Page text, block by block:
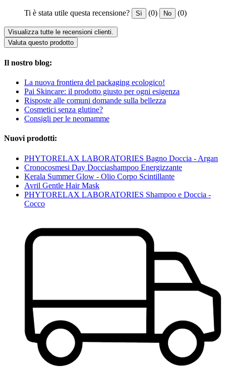
Ti è stata utile questa recensione? Sì (0) No (0)
Visualizza tutte le recensioni clienti.
Valuta questo prodotto
Il nostro blog:
La nuova frontiera del packaging ecologico!
Pai Skincare: il prodotto giusto per ogni esigenza
Risposte alle comuni domande sulla bellezza
Cosmetici senza glutine?
Consigli per le neomamme
Nuovi prodotti:
PHYTORELAX LABORATORIES Bagno Doccia - Argan
Cronocosmesi Day Docciashampoo Energizzante
Kerala Summer Glow - Olio Corpo Scintillante
Avril Gentle Hair Mask
PHYTORELAX LABORATORIES Shampoo e Doccia -
Cocco